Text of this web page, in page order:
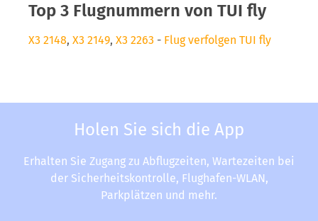
Top 3 Flugnummern von TUI fly
X3 2148, X3 2149, X3 2263 - Flug verfolgen TUI fly
Holen Sie sich die App
Erhalten Sie Zugang zu Abflugzeiten, Wartezeiten bei
der Sicherheitskontrolle, Flughafen-WLAN,
Parkplätzen und mehr.